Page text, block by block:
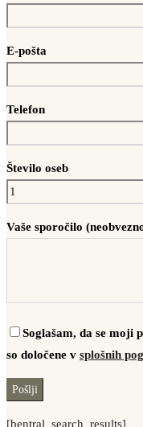
E-pošta
Telefon
Število oseb
Vaše sporočilo
Soglašam, da se moji
so določene v splošnih
[bentral_search_results]